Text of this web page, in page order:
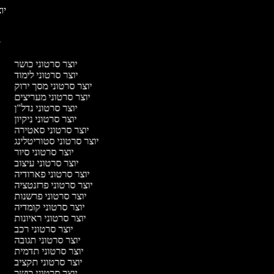
יוצר סרטוני כושר
יוצר סרטוני לימוד
יוצר סרטוני מסך ירוק
יוצר סרטוני מעריצים
יוצר סרטוני נדל"ן
יוצר סרטוני ניקיון
יוצר סרטוני סאטירה
יוצר סרטוני סטוריטלינג
יוצר סרטוני סיור
יוצר סרטוני עיצוב
יוצר סרטוני פארודיה
יוצר סרטוני פרזנטציה
יוצר סרטוני פרשנות
יוצר סרטוני קומדיה
יוצר סרטוני ראיונות
יוצר סרטוני רכב
יוצר סרטוני תגובה
יוצר סרטוני תדמית
יוצר סרטוני תקציב